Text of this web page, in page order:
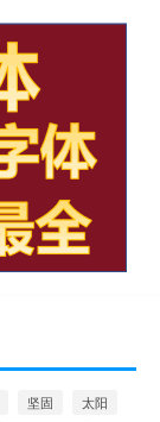
坚固 太阳